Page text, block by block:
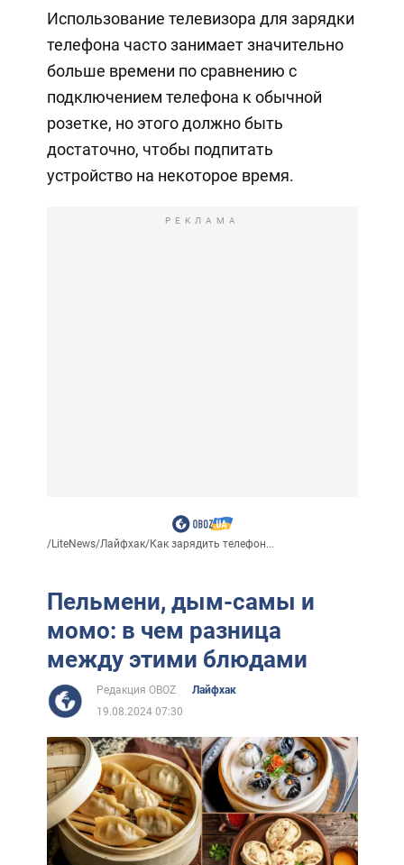
Использование телевизора для зарядки
телефона часто занимает значительно
больше времени по сравнению с
подключением телефона к обычной
розетке, но этого должно быть
достаточно, чтобы подпитать
устройство на некоторое время.
РЕКЛАМА
/LiteNews/Лайфхак/Как зарядить телефон...
Пельмени, дым-самы и
момо: в чем разница
между этими блюдами
Редакция OBOZ
Лайфхак
19.08.2024 07:30